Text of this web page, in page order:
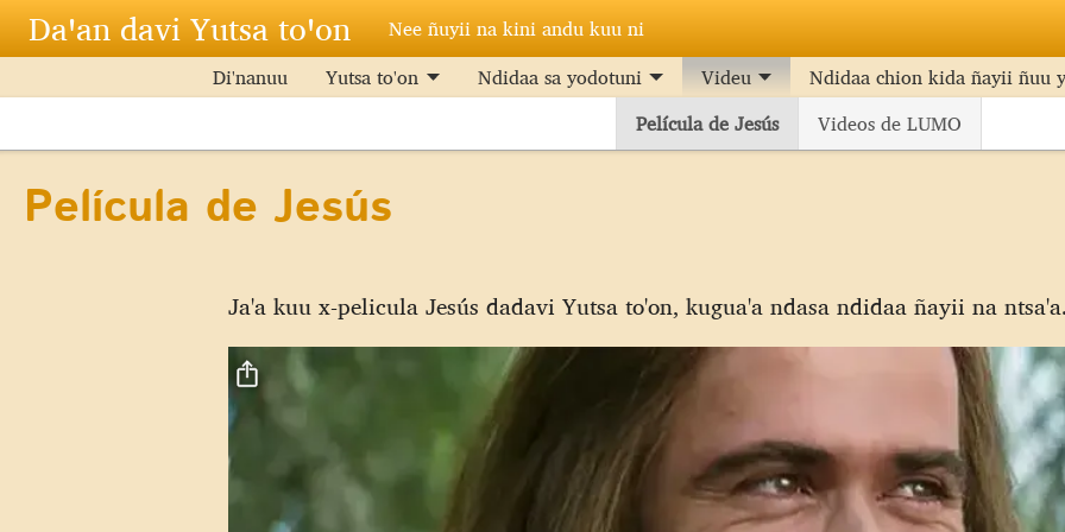
Pasar al contenido principal
Daꞌan davi Yutsa toꞌon Nee ñuyii na kini andu kuu ni
Di'nanuu Yutsa to'on Ndidaa sa yodotuni
Videu
Película de Jesús
Videos de LUMO
Ndidaa chion kida ñayii ñuu
Película de Jesús
Ja'a kuu x-pelicula Jesús dadavi Yutsa to'on, kugua'a ndasa ndidaa ñayii na ntsa'a.